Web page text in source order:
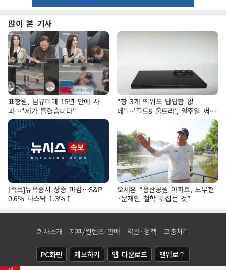
많이 본 기사
표창원, 남규리에 15년 만에 사
과…"제가 틀렸습니다"
"창 3개 띄워도 답답함 없
네"…'폴드8 울트라', 일주일 써보
[속보]뉴욕증시 상승 마감…S&P
0.6% 나스닥 1.3%↑
오세훈 "용산공원 아파트, 노무현
·문재인 철학 뒤집는 것"
회사소개 제휴/컨텐츠 판매 약관·정책 고충처리
PC화면 제보하기 앱 다운로드 맨위로↑